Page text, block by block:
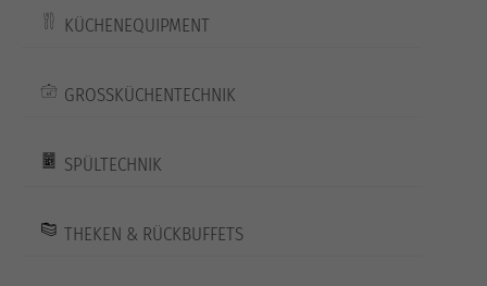
KÜCHENEQUIPMENT
GROSSKÜCHENTECHNIK
SPÜLTECHNIK
THEKEN & RÜCKBUFFETS